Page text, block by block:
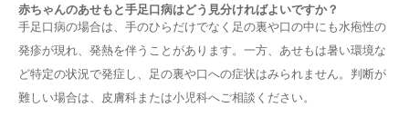
赤ちゃんのあせもと手足口病はどう見分ければよいですか？
手足口病の場合は、手のひらだけでなく足の裏や口の中にも水疱性の
発疹が現れ、発熱を伴うことがあります。一方、あせもは暑い環境な
ど特定の状況で発症し、足の裏や口への症状はみられません。判断が
難しい場合は、皮膚科または小児科へご相談ください。